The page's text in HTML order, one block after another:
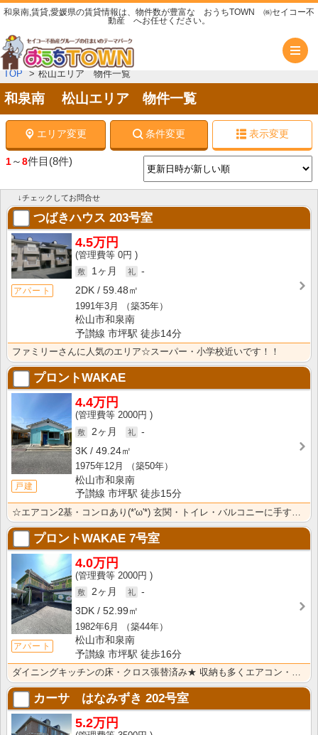
和泉南,賃貸,愛媛県の賃貸情報は、物件数が豊富な おうちTOWN ㈱セイコー不
動産 へお任せください。
TOP 松山エリア 物件一覧
和泉南 松山エリア 物件一覧
エリア変更 条件変更 表示変更
1～8件目 (8件)
↓チェックしてお問合せ
つばきハウス 203号室
アパート
4.5万円
0円
1ヶ月
-
2DK
59.48㎡
1991年3月
（築35年）
松山市和泉南
予讃線 市坪駅 徒歩14分
ファミリーさんに人気のエリア☆スーパー・小学校近いです！！
プロントWAKAE
戸建
4.4万円
2000円
2ヶ月
-
3K
49.24㎡
1975年12月
（築50年）
松山市和泉南
予讃線 市坪駅 徒歩15分
プロントWAKAE 7号室
アパート
4.0万円
2000円
2ヶ月
-
3DK
52.99㎡
1982年6月
（築44年）
松山市和泉南
予讃線 市坪駅 徒歩16分
ダイニングキッチンの床・クロス張替済み★ 収納も多くエアコン・全室照明付き♪ 南向きバルコニーで陽当･･･
カーサ はなみずき 202号室
5.2万円